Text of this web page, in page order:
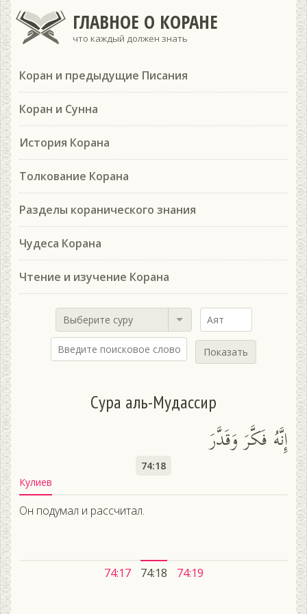
ГЛАВНОЕ О КОРАНЕ
что каждый должен знать
Коран и предыдущие Писания
Коран и Сунна
История Корана
Толкование Корана
Разделы коранического знания
Чудеса Корана
Чтение и изучение Корана
Выберите суру
Показать
Сура аль-Мудассир
إِنَّهُ فَكَّرَ وَقَدَّرَ
74:18
Кулиев
Он подумал и рассчитал.
74:17 74:18 74:19